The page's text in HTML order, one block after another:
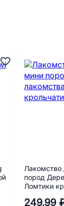
Лакомство
пород
Ломтики
249.99